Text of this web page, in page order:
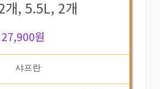
개, 5.5L, 2개
27,900원